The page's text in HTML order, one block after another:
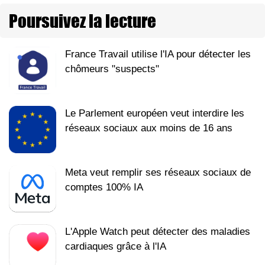
Poursuivez la lecture
France Travail utilise l'IA pour détecter les
chômeurs "suspects"
Le Parlement européen veut interdire les
réseaux sociaux aux moins de 16 ans
Meta veut remplir ses réseaux sociaux de
comptes 100% IA
L'Apple Watch peut détecter des maladies
cardiaques grâce à l'IA